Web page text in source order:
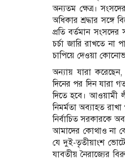
অন্যতম ক্ষেত্র।
অধিকার শ্রদ্ধার সঙ্গে
প্রতি বর্তমান
চর্চা জারি রাখতে না
চাপিয়ে দেওয়া
অন্যায় যারা
দিনের পর দিন যারা
দিতে হবে। আওয়ামী
নিমর্মতা অব্যাহত রাখা
নির্বাচিত সরকারকে
আমাদের কোথাও না
যে দুই-তৃতীয়াংশ
যাবতীয় নৈরাজ্যের